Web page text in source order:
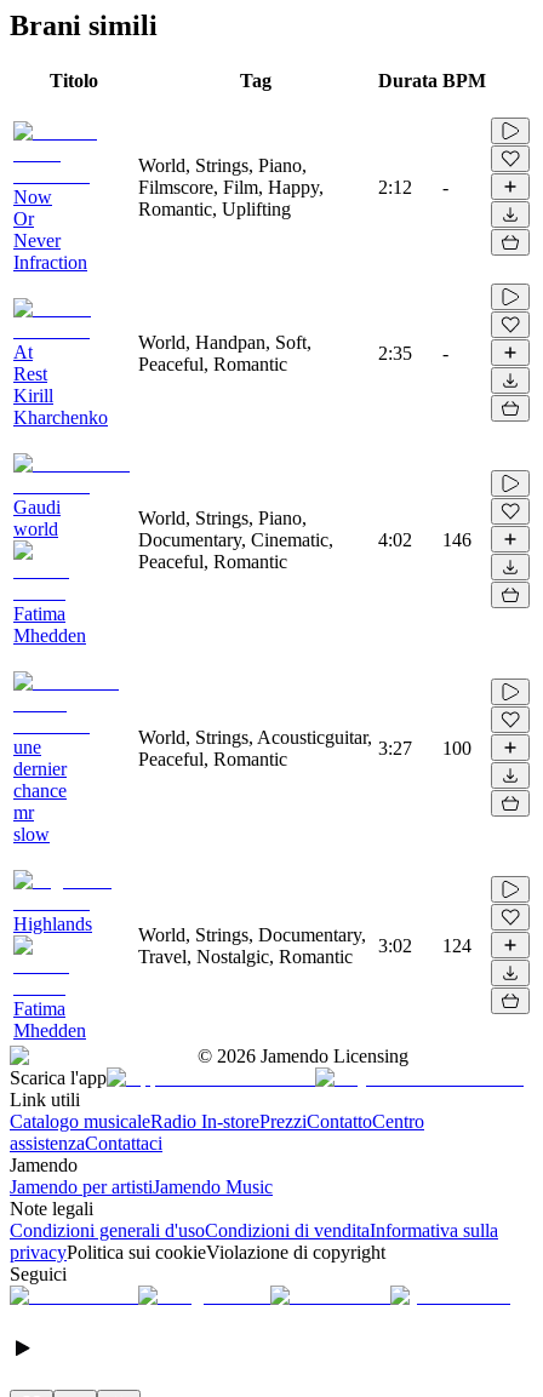
Brani simili
Titolo Tag Durata BPM
Now
Or
Never
Infraction
World, Strings, Piano,
Filmscore, Film, Happy,
Romantic, Uplifting
2:12 -
At
Rest
Kirill
Kharchenko
World, Handpan, Soft,
Peaceful, Romantic
2:35 -
Gaudi
world
Fatima
Mhedden
World, Strings, Piano,
Documentary, Cinematic,
Peaceful, Romantic
4:02 146
une
dernier
chance
mr
slow
World, Strings, Acousticguitar,
Peaceful, Romantic
3:27 100
Highlands
Fatima
Mhedden
World, Strings, Documentary,
Travel, Nostalgic, Romantic
3:02 124
© 2026 Jamendo Licensing
Scarica l'app
Link utili
Catalogo musicaleRadio In-storePrezziContattoCentro
assistenzaContattaci
Jamendo
Jamendo per artistiJamendo Music
Note legali
Condizioni generali d'usoCondizioni di venditaInformativa sulla
privacyPolitica sui cookieViolazione di copyright
Seguici